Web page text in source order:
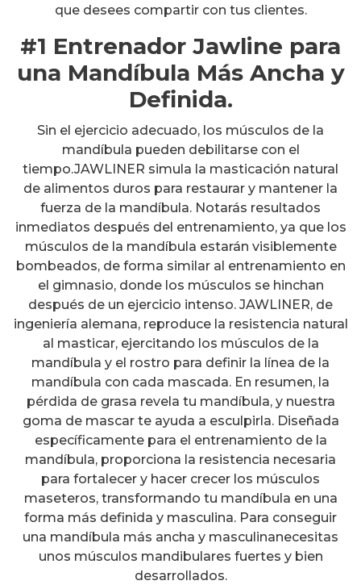
que desees compartir con tus clientes.
#1 Entrenador Jawline para
una Mandíbula Más Ancha y
Definida.
Sin el ejercicio adecuado, los músculos de la
mandíbula pueden debilitarse con el
tiempo.JAWLINER simula la masticación natural
de alimentos duros para restaurar y mantener la
fuerza de la mandíbula. Notarás resultados
inmediatos después del entrenamiento, ya que los
músculos de la mandíbula estarán visiblemente
bombeados, de forma similar al entrenamiento en
el gimnasio, donde los músculos se hinchan
después de un ejercicio intenso. JAWLINER, de
ingeniería alemana, reproduce la resistencia natural
al masticar, ejercitando los músculos de la
mandíbula y el rostro para definir la línea de la
mandíbula con cada mascada. En resumen, la
pérdida de grasa revela tu mandíbula, y nuestra
goma de mascar te ayuda a esculpirla. Diseñada
específicamente para el entrenamiento de la
mandíbula, proporciona la resistencia necesaria
para fortalecer y hacer crecer los músculos
maseteros, transformando tu mandíbula en una
forma más definida y masculina. Para conseguir
una mandíbula más ancha y masculinanecesitas
unos músculos mandibulares fuertes y bien
desarrollados.